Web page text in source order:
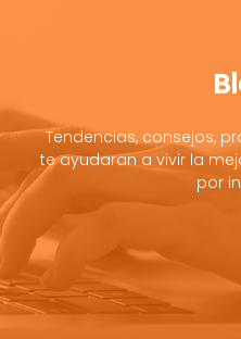
Tendencias, consejos,
te ayudaran a vivir la
por